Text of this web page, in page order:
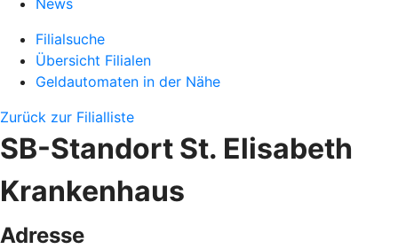
News
Filialsuche
Übersicht Filialen
Geldautomaten in der Nähe
Zurück zur Filialliste
SB-Standort St. Elisabeth
Krankenhaus
Adresse